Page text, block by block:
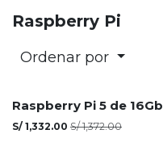
Raspberry Pi
Ordenar por
Agotado
Raspberry Pi 5 de 16Gb
S/ 1,332.00 S/1,372.00